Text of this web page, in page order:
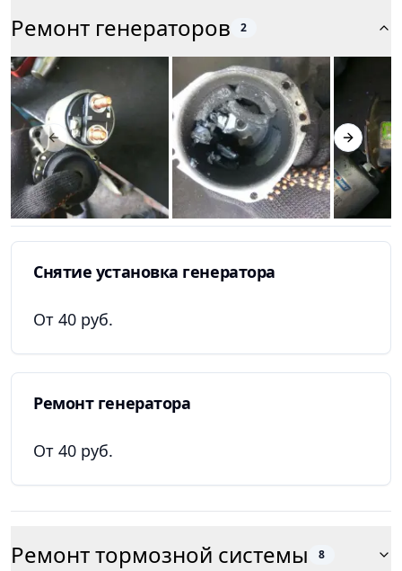
Ремонт генераторов 2
Previous slide Next
Снятие установка генератора
От 40 руб.
Ремонт генератора
От 40 руб.
Ремонт тормозной системы 8